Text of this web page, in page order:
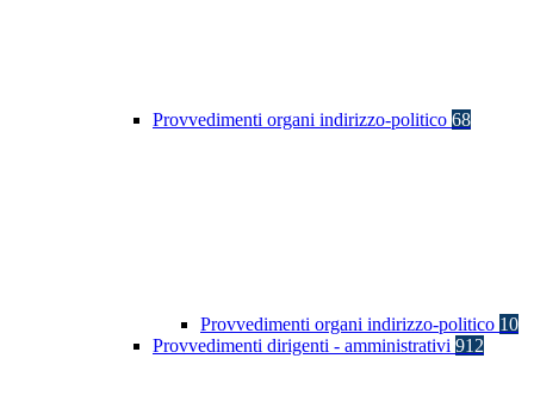
Provvedimenti organi indirizzo-politico 68
Provvedimenti organi indirizzo-politico 10
Provvedimenti dirigenti - amministrativi 912